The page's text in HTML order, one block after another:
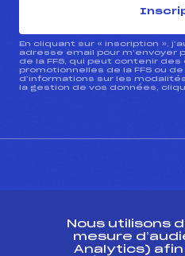
En cliquant sur « inscription »,
adresse email pour
de la FFS, qui peut contenir
promotionnelles de la FFS ou
d’informations sur les
la gestion de vos données,
ESPACE PRESSE
Nous utilisons
mesure
Analytics) afin